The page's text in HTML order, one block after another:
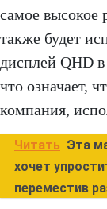
самое высокое
также будет
дисплей QHD
что означает,
компания,
Читать Эта
хочет
переместив